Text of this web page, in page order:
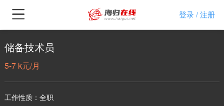
登录 /注册
储备技术员
5-7 k元/月
工作性质：全职